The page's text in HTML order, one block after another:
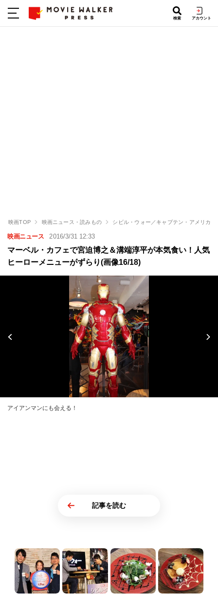
検索 アカウント
映画TOP 映画ニュース・読みもの シビル・ウォー／キャプテン・アメリカ
映画ニュース 2016/3/31 12:33
マーベル・カフェで宮迫博之＆溝端淳平が本気食い！人気
ヒーローメニューがずらり(画像16/18)
アイアンマンにも会える！
記事を読む